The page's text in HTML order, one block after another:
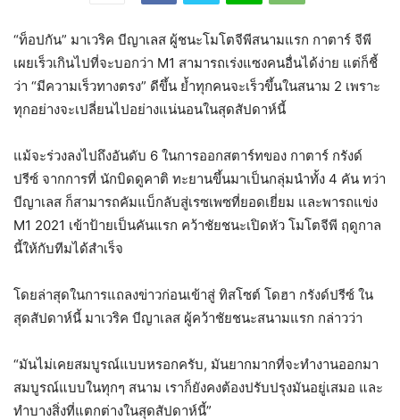
“ท็อปกัน” มาเวริค บีญาเลส ผู้ชนะโมโตจีพีสนามแรก กาตาร์ จีพี
เผยเร็วเกินไปที่จะบอกว่า M1 สามารถเร่งแซงคนอื่นได้ง่าย แต่ก็ชี้
ว่า “มีความเร็วทางตรง” ดีขึ้น ย้ำทุกคนจะเร็วขึ้นในสนาม 2 เพราะ
ทุกอย่างจะเปลี่ยนไปอย่างแน่นอนในสุดสัปดาห์นี้
แม้จะร่วงลงไปถึงอันดับ 6 ในการออกสตาร์ทของ กาตาร์ กรังด์
ปรีซ์ จากการที่ นักบิดดูคาติ ทะยานขึ้นมาเป็นกลุ่มนำทั้ง 4 คัน ทว่า
บีญาเลส ก็สามารถคัมแบ็กลับสู่เรซเพซที่ยอดเยี่ยม และพารถแข่ง
M1 2021 เข้าป้ายเป็นคันแรก คว้าชัยชนะเปิดหัว โมโตจีพี ฤดูกาล
นี้ให้กับทีมได้สำเร็จ
โดยล่าสุดในการแถลงข่าวก่อนเข้าสู่ ทิสโซต์ โดฮา กรังด์ปรีซ์ ใน
สุดสัปดาห์นี้ มาเวริค บีญาเลส ผู้คว้าชัยชนะสนามแรก กล่าวว่า
“มันไม่เคยสมบูรณ์แบบหรอกครับ, มันยากมากที่จะทำงานออกมา
สมบูรณ์แบบในทุกๆ สนาม เราก็ยังคงต้องปรับปรุงมันอยู่เสมอ และ
ทำบางสิ่งที่แตกต่างในสุดสัปดาห์นี้”